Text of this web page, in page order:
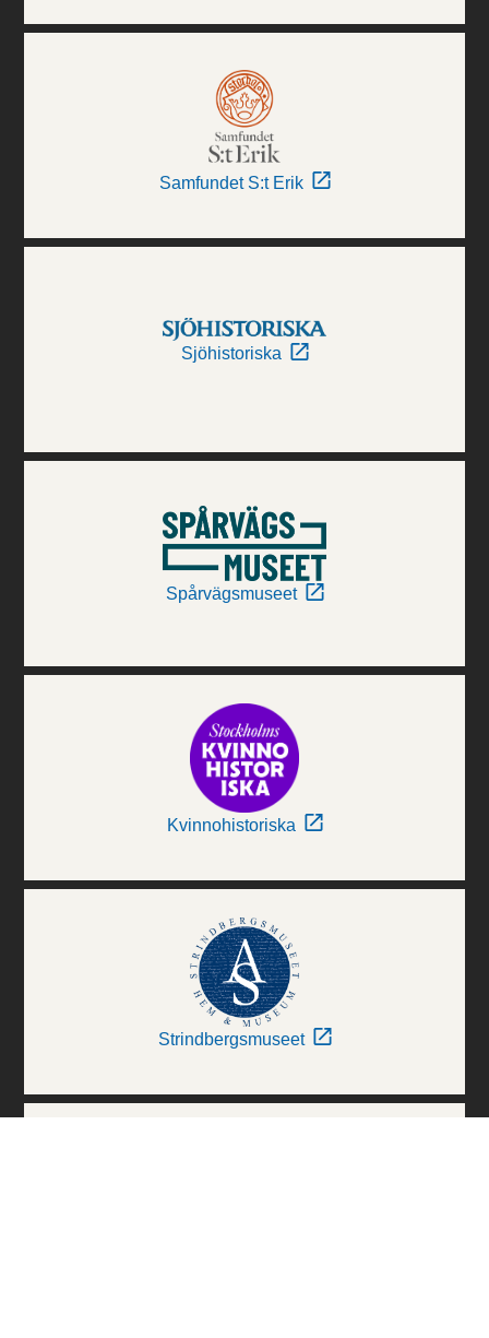
Samfundet S:t Erik
Sjöhistoriska
Spårvägsmuseet
Kvinnohistoriska
Strindbergsmuseet